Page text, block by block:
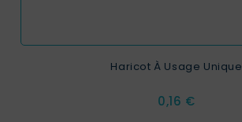
Haricot À Usage Unique
Prix
0,16 €